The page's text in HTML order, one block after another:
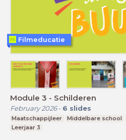
Module 3 - Schilderen
February 2026- 6 slides
Maatschappijleer Middelbare school
Leerjaar 3
Filmeducatie